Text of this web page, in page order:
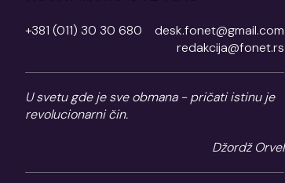
+381 (011) 30 30 680
desk.fonet@gmail.com
redakcija@fonet.rs
U svetu gde je sve obmana - pričati istinu je
revolucionarni čin.
Džordž Orvel